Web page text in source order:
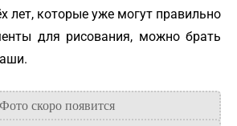
лет, которые уже могут правильно
для рисования, можно брать